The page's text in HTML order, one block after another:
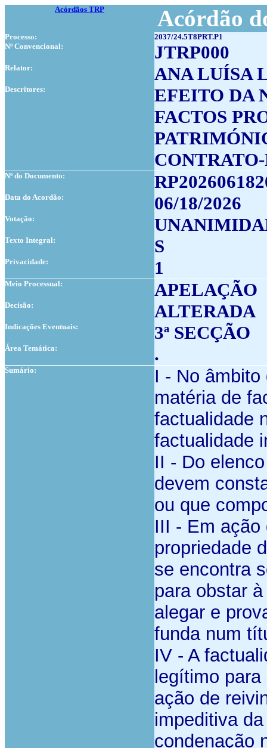
Acórdãos TRP Acórdão
Processo:
2037/24.5T8PRT.P1
Nº Convencional:
JTRP000
Relator: ANA LUÍSA
Descritores:
EFEITO DA
FACTOS
Nº do Documento:
Data do Acordão: 06/18/2026
Votação:
Texto Integral: S
Privacidade: 1
Meio Processual: APELAÇÃO
Decisão: ALTERADA
Indicações Eventuais: 3ª SECÇÃO
Área Temática: .
Sumário: I - No
matéria de
factualidade
factualidade
II - Do
devem
ou que
III - Em ação
propriedade
se encontra
para obstar
alegar e
funda num
IV - A
legítimo
ação de
impeditiva
condenação